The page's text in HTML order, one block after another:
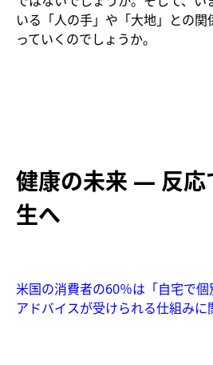
いる「人の手」や「大地」との
っていくのでしょうか。
健康の未来 ― 反応
生へ
米国の消費者の60％は「自宅で
アドバイスが受けられる仕組み